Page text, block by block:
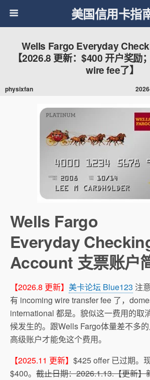
美国信用卡指
Wells Fargo Everyday
【2026.8 更新：$400 开户奖
wire fee了】
physixfan
Wells Fargo
Everyday
Account 支票账户
【2026.8 更新】 美卡论坛 Blue123 注
有 incoming wire transfer fee 了，
international 都是。貌似这一费用的取
候发生的。跟Wells Fargo体量差不多
高级账户才能免这个费用。
【2025.11 更新】 $425 offer 已过期。
$400。 截止日期：2026.1.13.【更新】